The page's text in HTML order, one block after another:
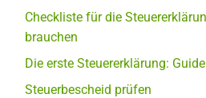
Checkliste für die
brauchen
Die erste Steuererklärung:
Steuerbescheid prüfen